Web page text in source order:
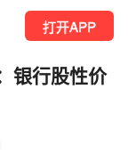
打开APP
银行股性价